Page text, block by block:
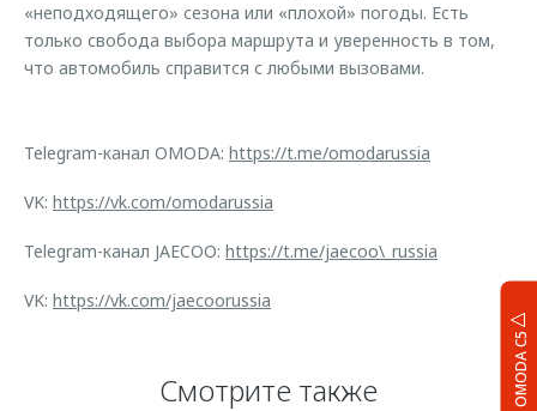
OMODA C5
«неподходящего» сезона или «плохой» погоды. Есть
только свобода выбора маршрута и уверенность в том,
что автомобиль справится с любыми вызовами.
Telegram-канал OMODA: https://t.me/omodarussia
VK: https://vk.com/omodarussia
Telegram-канал JAECOO: https://t.me/jaecoo\_russia
VK: https://vk.com/jaecoorussia
Смотрите также